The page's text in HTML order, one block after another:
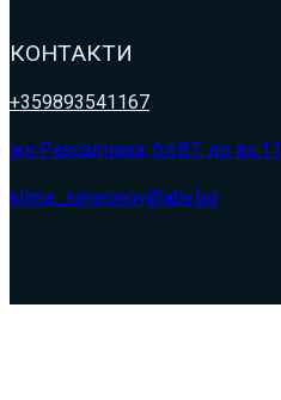
КОНТАКТИ
+359893541167
жк.Разсадника, бл.87, до вх.11
klima_simeonov@abv.bg